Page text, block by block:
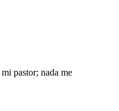
pastor; nada me